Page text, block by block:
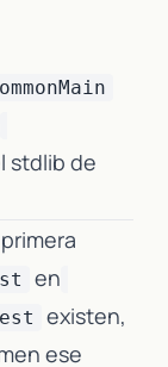
stdlib de
en
existen,
ese